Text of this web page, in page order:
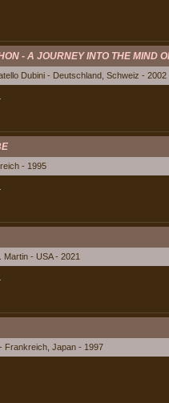
- A JOURNEY INTO THE MIND
Dubini - Deutschland, Schweiz - 2002
- 1995
Martin - USA - 2021
Frankreich, Japan - 1997